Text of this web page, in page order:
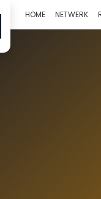
HOME NETWERK